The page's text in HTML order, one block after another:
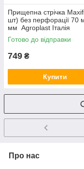
Прищепна стрічка
шт) без перфорації 70
мм Agroplast Італія
Готово до відправки
749 ₴
Купити
Про нас